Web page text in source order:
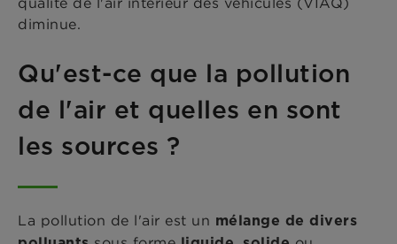
diminue.
Qu'est-ce que la pollution
de l'air et quelles en sont
les sources ?
La pollution de l'air est un mélange de divers